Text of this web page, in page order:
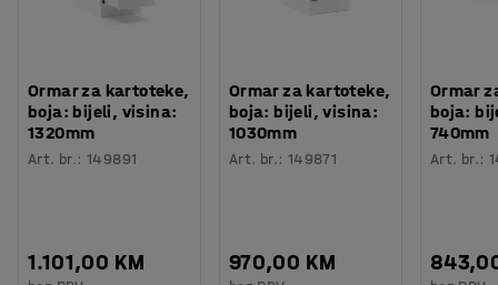
Ormar za kartoteke,
boja: bijeli, visina:
1320mm
Art. br.:149891
1.101,00 KM
Ormar za kartoteke,
boja: bijeli, visina:
1030mm
Art. br.: 149871
970,00 KM
Ormar
boja:
740mm
Art. br.: